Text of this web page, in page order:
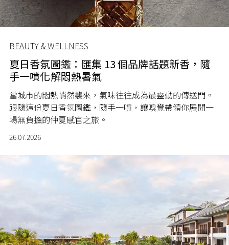
BEAUTY & WELLNESS
夏日香氛圖鑑：匯集 13 個品牌話題新香，隨
手一噴化解悶熱暑氣
當城市的悶熱悄然襲來，氣味往往成為最靈動的傳送門。
跟隨這份夏日香氛圖鑑，隨手一噴，讓嗅覺帶領你展開一
場無負擔的仲夏感官之旅。
26.07.2026